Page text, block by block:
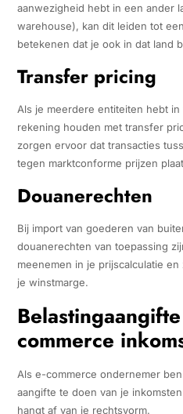
aanwezigheid hebt in een ander
warehouse), kan dit leiden tot een
betekenen dat je ook in dat land
Transfer pricing
Als je meerdere entiteiten hebt
rekening houden met transfer
zorgen ervoor dat transacties
tegen marktconforme prijzen
Douanerechten
Bij import van goederen van
douanerechten van toepassing
meenemen in je prijscalculatie
je winstmarge.
commerce
Als e-commerce ondernemer
aangifte te doen van je
hangt af van je rechtsvorm.